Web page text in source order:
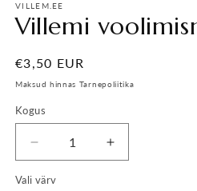
VILLEM.EE
Villemi
Tavahind
€3,50 EUR
Maksud hinnas Tarnepoliitika
Kogus
Vähenda
Villemi
voolimismass
Suurenda
Villemi
Vali värv